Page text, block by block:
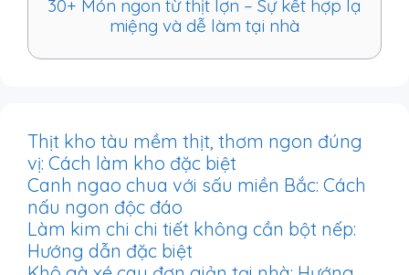
30+ Món ngon từ thịt lợn – Sự kết hợp lạ
miệng và dễ làm tại nhà
Thịt kho tàu mềm thịt, thơm ngon đúng
vị: Cách làm kho đặc biệt
Canh ngao chua với sấu miền Bắc: Cách
nấu ngon độc đáo
Làm kim chi chi tiết không cần bột nếp:
Hướng dẫn đặc biệt